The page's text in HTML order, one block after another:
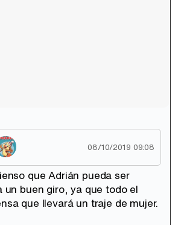
08/10/2019 09:08
que Adrián pueda ser
un buen giro, ya que todo el
que llevará un traje de mujer.